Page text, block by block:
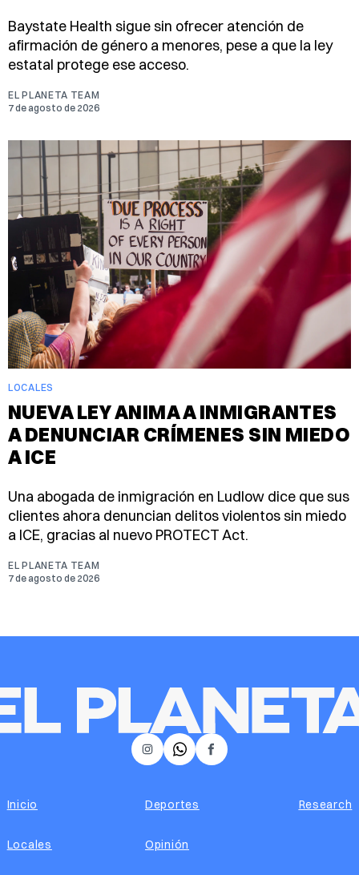
Baystate Health sigue sin ofrecer atención de
afirmación de género a menores, pese a que la ley
estatal protege ese acceso.
EL PLANETA TEAM
7 de agosto de 2026
LOCALES
NUEVA LEY ANIMA A INMIGRANTES
A DENUNCIAR CRÍMENES SIN MIEDO
A ICE
Una abogada de inmigración en Ludlow dice que sus
clientes ahora denuncian delitos violentos sin miedo
a ICE, gracias al nuevo PROTECT Act.
EL PLANETA TEAM
7 de agosto de 2026
𝕏 Facebook
Instagram
Inicio
Locales
Deportes
Opinión
Research